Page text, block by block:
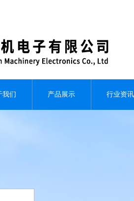
我们 产品展示 行业资讯